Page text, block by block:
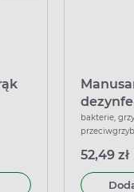
ml
do koszyka
z
bakterie,
52,49 zł